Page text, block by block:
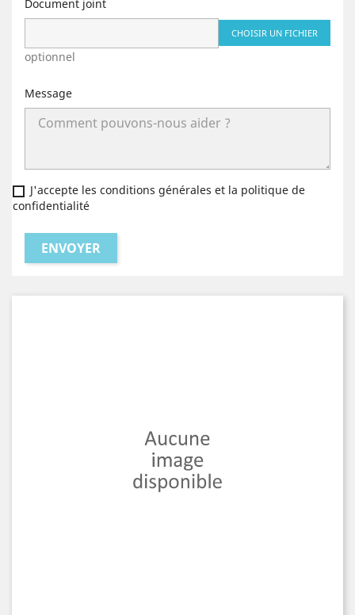
Document joint
CHOISIR UN FICHIER
optionnel
Message
J'accepte les conditions générales et la politique de
confidentialité